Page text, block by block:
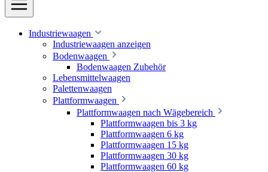
Industriewaagen
Industriewaagen anzeigen
Bodenwaagen
Bodenwaagen Zubehör
Lebensmittelwaagen
Palettenwaagen
Plattformwaagen
Plattformwaagen nach Wägebereich
Plattformwaagen bis 3 kg
Plattformwaagen 6 kg
Plattformwaagen 15 kg
Plattformwaagen 30 kg
Plattformwaagen 60 kg